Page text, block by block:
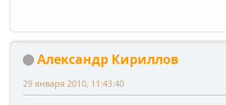
Александр Кириллов
29 января 2010, 11:43:40